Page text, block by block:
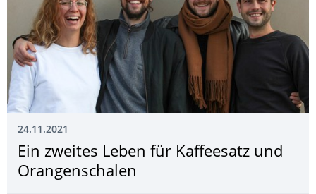
24.11.2021
Ein zweites Leben für Kaffeesatz und
Orangenschalen